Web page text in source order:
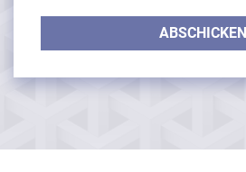
ABSCHICKEN